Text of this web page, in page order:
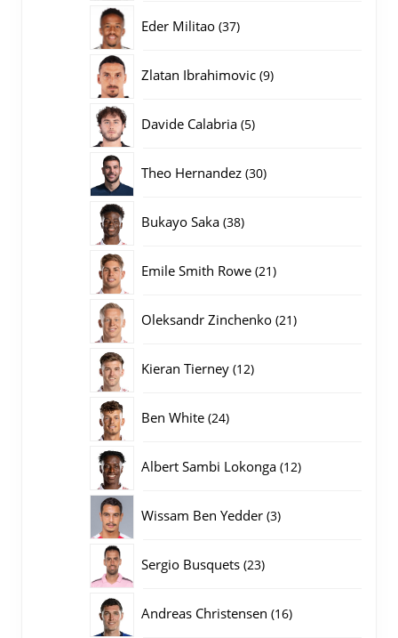
Eder Militao 3737
Zlatan Ibrahimovic 99
Davide Calabria 55
Theo Hernandez 3030
Bukayo Saka 3838
Emile Smith Rowe 2121
Oleksandr Zinchenko 2121
Kieran Tierney 1212
Ben White 2424
Albert Sambi Lokonga 1212
Wissam Ben Yedder 33
Sergio Busquets 2323
Andreas Christensen 1616